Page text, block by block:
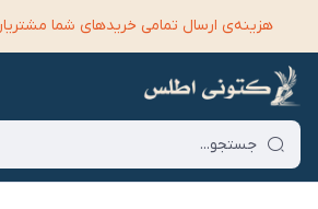
هزینه‌ی ارسال تمامی خرید‌های شما